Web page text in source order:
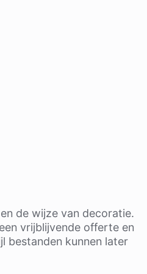
de wijze van decoratie.
vrijblijvende offerte en
bestanden kunnen later